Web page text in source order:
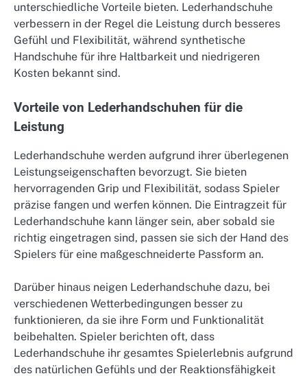
unterschiedliche Vorteile bieten. Lederhandschuhe
verbessern in der Regel die Leistung durch besseres
Gefühl und Flexibilität, während synthetische
Handschuhe für ihre Haltbarkeit und niedrigeren
Kosten bekannt sind.
Vorteile von Lederhandschuhen für die
Leistung
Lederhandschuhe werden aufgrund ihrer überlegenen
Leistungseigenschaften bevorzugt. Sie bieten
hervorragenden Grip und Flexibilität, sodass Spieler
präzise fangen und werfen können. Die Eintragzeit für
Lederhandschuhe kann länger sein, aber sobald sie
richtig eingetragen sind, passen sie sich der Hand des
Spielers für eine maßgeschneiderte Passform an.
Darüber hinaus neigen Lederhandschuhe dazu, bei
verschiedenen Wetterbedingungen besser zu
funktionieren, da sie ihre Form und Funktionalität
beibehalten. Spieler berichten oft, dass
Lederhandschuhe ihr gesamtes Spielerlebnis aufgrund
des natürlichen Gefühls und der Reaktionsfähigkeit